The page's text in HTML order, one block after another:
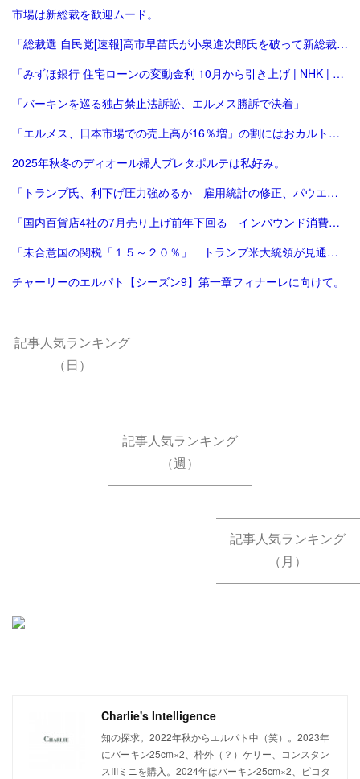
市場は新総裁を歓迎ムード。
「総裁選 自民党[速報]高市早苗氏が小泉進次郎氏を破って新総裁、会見で「景色変える」初の女性首相が誕生か : 読売新聞」
「みずほ銀行 住宅ローンの変動金利 10月から引き上げ | NHK | 金融」
「バーキンを巡る独占禁止法訴訟、エルメス勝訴で決着」
「エルメス、日本市場での売上高が16％増」の割にはおカルト系（笑）は減った気がする。
2025年秋冬のディオール婦人プレタポルテは私好み。
「トランプ氏、利下げ圧力強めるか 雇用統計の修正、パウエル氏に逆風 [トランプ再来][トランプ関税]：朝日新聞」
「国内百貨店4社の7月売り上げ前年下回る インバウンド消費減で | ロイター」
「未合意国の関税「１５～２０％」 トランプ米大統領が見通し：時事ドットコム」
チャーリーのエルパト【シーズン9】第一章フィナーレに向けて。
記事人気ランキング
（日）
記事人気ランキング
（週）
記事人気ランキング
（月）
Charlie's Intelligence
知の探求。2022年秋からエルパト中（笑）。2023年
にバーキン25cm×2、枠外（？）ケリー、コンスタン
スIIIミニを購入。2024年はバーキン25cm×2、ピコタ